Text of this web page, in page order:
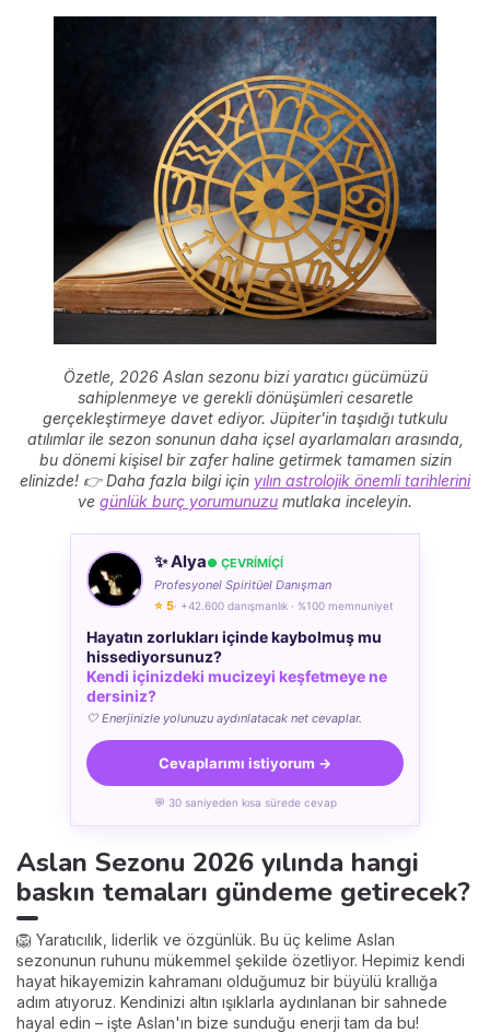
Özetle, 2026 Aslan sezonu bizi yaratıcı gücümüzü
sahiplenmeye ve gerekli dönüşümleri cesaretle
gerçekleştirmeye davet ediyor. Jüpiter'in taşıdığı tutkulu
atılımlar ile sezon sonunun daha içsel ayarlamaları arasında,
bu dönemi kişisel bir zafer haline getirmek tamamen sizin
elinizde! 👉 Daha fazla bilgi için yılın astrolojik önemli tarihlerini
ve günlük burç yorumunuzu mutlaka inceleyin.
✨ Alya● ÇEVRÍMÍÇÍ
Profesyonel Spiritüel Danışman
⭐ 5· +42.600 danışmanlık · %100 memnuniyet
Hayatın zorlukları içinde kaybolmuş mu
hissediyorsunuz?
Kendi içinizdeki mucizeyi keşfetmeye ne
dersiniz?
🤍 Enerjinizle yolunuzu aydınlatacak net cevaplar.
Cevaplarımı istiyorum →
💬 30 saniyeden kısa sürede cevap
Aslan Sezonu 2026 yılında hangi
baskın temaları gündeme getirecek?
🦁 Yaratıcılık, liderlik ve özgünlük. Bu üç kelime Aslan
sezonunun ruhunu mükemmel şekilde özetliyor. Hepimiz kendi
hayat hikayemizin kahramanı olduğumuz bir büyülü krallığa
adım atıyoruz. Kendinizi altın ışıklarla aydınlanan bir sahnede
hayal edin – işte Aslan'ın bize sunduğu enerji tam da bu!